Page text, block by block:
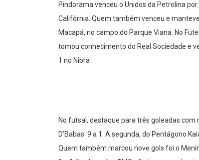
Pindorama venceu o Unidos da Petrolina
Califórnia. Quem também venceu e
Macapá, no campo do Parque Viana. No
tomou conhecimento do Real Sociedade e
1 no Nibra .
No futsal, destaque para três goleadas
D’Babas: 9 a 1. A segunda, do Pentágono
Quem também marcou nove gols foi o